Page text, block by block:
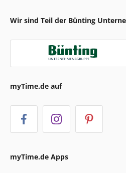
Wir sind Teil der Bünting
myTime.de auf
myTime.de Apps